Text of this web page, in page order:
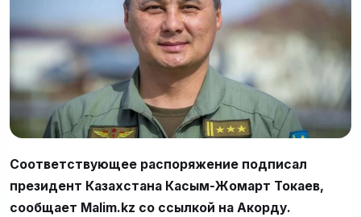
Соответствующее распоряжение подписал
президент Казахстана Касым-Жомарт Токаев,
сообщает Malim.kz со ссылкой на Акорду.